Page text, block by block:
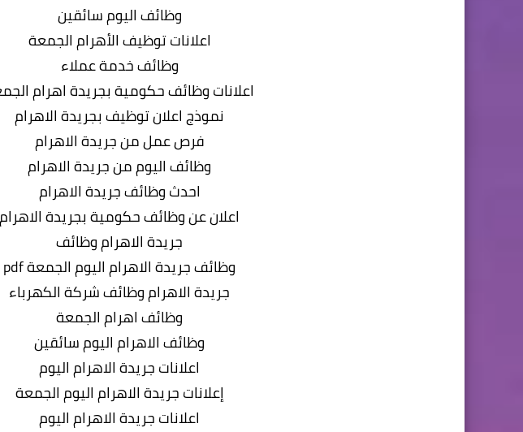
وظائف اليوم سائقين
اعلانات توظيف الأهرام الجمعة
وظائف خدمة عملاء
اعلانات وظائف حكومية بجريدة اهرام
نموذج اعلان توظيف بجريدة الاهرام
فرص عمل من جريدة الاهرام
وظائف اليوم من جريدة الاهرام
احدث وظائف جريدة الاهرام
اعلان عن وظائف حكومية بجريدة الاهرام
جريدة الاهرام وظائف
وظائف جريدة الاهرام اليوم الجمعة pdf
جريدة الاهرام وظائف شركة الكهرباء
وظائف اهرام الجمعة
وظائف الاهرام اليوم سائقين
اعلانات جريدة الاهرام اليوم
إعلانات جريدة الاهرام اليوم الجمعة
اعلانات جريدة الاهرام اليوم